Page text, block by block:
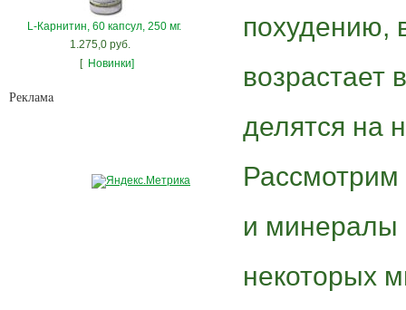
L-Карнитин, 60 капсул, 250 мг.
1.275,0 руб.
[ Новинки]
Рекламa
похудению,
возрастает
делятся на
и минералы
некоторых